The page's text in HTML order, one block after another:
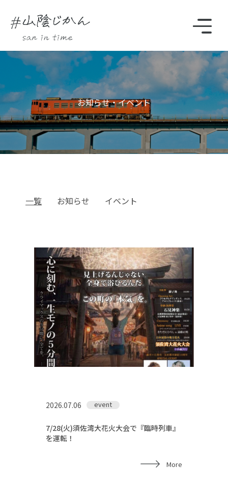
駅・観光スポットをさがす
Instagram
時刻表
TOP
フォトスポット
お知らせ＆イベント
旅プラン
プライバシーポリシー
サイトポリシー
お知らせ・イベント
一覧 お知らせ イベント
2026.07.06 event
7/28(火)須佐湾大花火大会で『臨時列車』
を運転！
More